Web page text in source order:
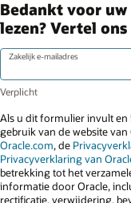
Bedankt voor
lezen? Vertel
Zakelijk e-mailadres
Als u dit formulier invult en
gebruik van de website
Oracle.com, de
Privacyverklaring van
betrekking tot het
informatie door Oracle,
rectificatie, verwijdering,